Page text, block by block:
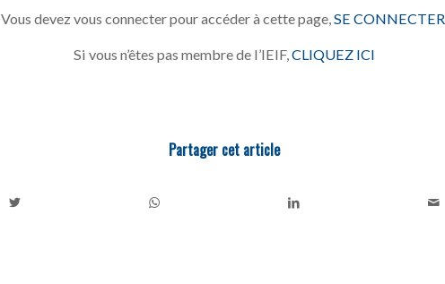
Vous devez vous connecter pour accéder à cette page, SE CONNECTER
Si vous n’êtes pas membre de l’IEIF,CLIQUEZ ICI
Partager cet article